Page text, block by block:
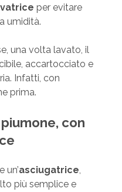
per evitare
umidità.
una volta lavato, il
accartocciato e
Infatti, con
prima.
con
un’asciugatrice,
più semplice e